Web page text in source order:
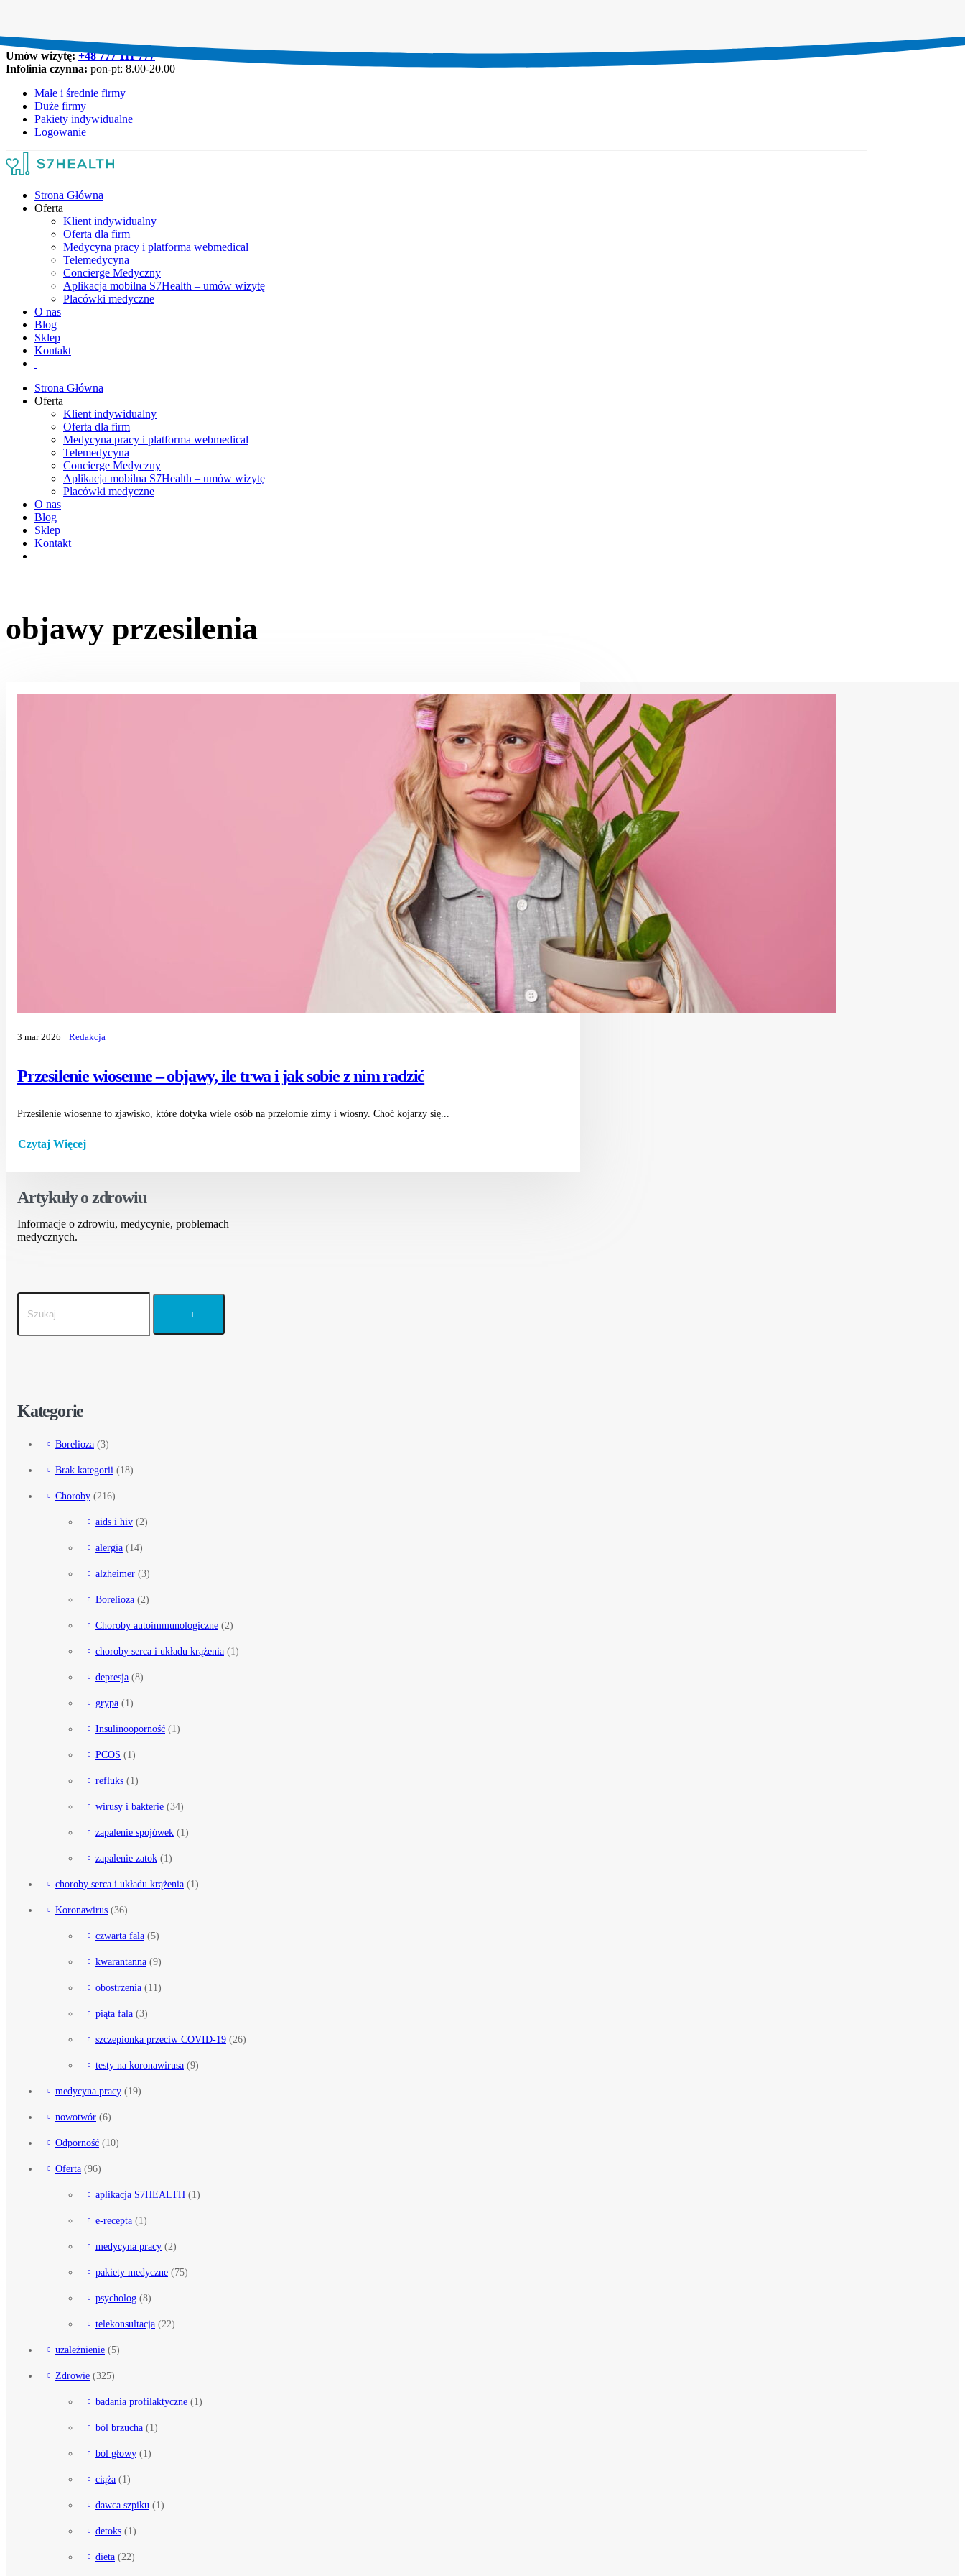
Umów wizytę:+48 777 111 777
Infolinia czynna: pon-pt: 8.00-20.00
Małe i średnie firmy
Duże firmy
Pakiety indywidualne
Logowanie
Strona Główna
Oferta
Klient indywidualny
Oferta dla firm
Medycyna pracy i platforma webmedical
Telemedycyna
Concierge Medyczny
Aplikacja mobilna S7Health – umów wizytę
Placówki medyczne
O nas
Blog
Sklep
Kontakt
Strona Główna
Oferta
Klient indywidualny
Oferta dla firm
Medycyna pracy i platforma webmedical
Telemedycyna
Concierge Medyczny
Aplikacja mobilna S7Health – umów wizytę
Placówki medyczne
O nas
Blog
Sklep
Kontakt
objawy przesilenia
Przesilenie wiosenne – objawy, ile trwa i jak sobie z nim radzić
3 mar 2026 Redakcja
Przesilenie wiosenne to zjawisko, które dotyka wiele osób na przełomie zimy i wiosny. Choć kojarzy się...
Czytaj Więcej
Artykuły o zdrowiu
Informacje o zdrowiu, medycynie, problemach
medycznych.
Kategorie
Borelioza (3)
Brak kategorii (18)
Choroby (216)
aids i hiv (2)
alergia (14)
alzheimer (3)
Borelioza (2)
Choroby autoimmunologiczne (2)
choroby serca i układu krążenia (1)
depresja (8)
grypa (1)
Insulinooporność (1)
PCOS (1)
refluks (1)
wirusy i bakterie (34)
zapalenie spojówek (1)
zapalenie zatok (1)
choroby serca i układu krążenia (1)
Koronawirus (36)
czwarta fala (5)
kwarantanna (9)
obostrzenia (11)
piąta fala (3)
szczepionka przeciw COVID-19 (26)
testy na koronawirusa (9)
medycyna pracy (19)
nowotwór (6)
Odporność (10)
Oferta (96)
aplikacja S7HEALTH (1)
e-recepta (1)
medycyna pracy (2)
pakiety medyczne (75)
psycholog (8)
telekonsultacja (22)
uzależnienie (5)
Zdrowie (325)
badania profilaktyczne (1)
ból brzucha (1)
ból głowy (1)
ciąża (1)
dawca szpiku (1)
detoks (1)
dieta (22)